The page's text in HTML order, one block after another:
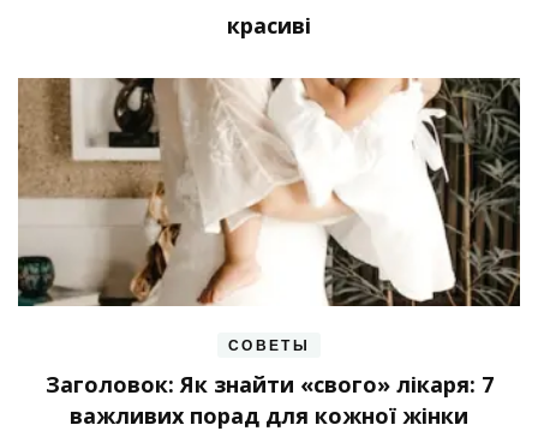
красиві
СОВЕТЫ
Заголовок: Як знайти «свого» лікаря: 7
важливих порад для кожної жінки